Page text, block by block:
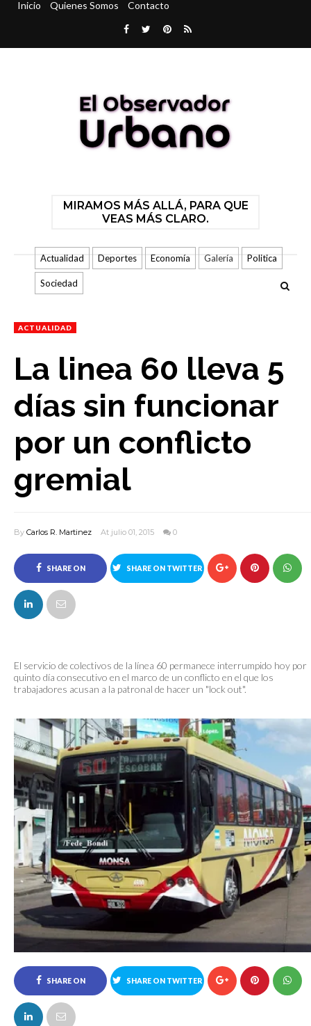
Inicio Quienes Somos Contacto
MIRAMOS MÁS ALLÁ, PARA QUE
VEAS MÁS CLARO.
Actualidad Deportes Economía Galería Politica
Sociedad
ACTUALIDAD
La linea 60 lleva 5
días sin funcionar
por un conflicto
gremial
By Carlos R. Martinez At julio 01, 2015 0
SHARE ON
FACEBOOK
SHARE ON TWITTER
El servicio de colectivos de la línea 60 permanece interrumpido hoy por
quinto día consecutivo en el marco de un conflicto en el que los
trabajadores acusan a la patronal de hacer un "lock out".
SHARE ON
FACEBOOK
SHARE ON TWITTER